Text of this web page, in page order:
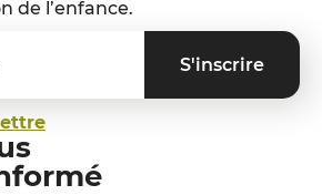
de l’enfance.